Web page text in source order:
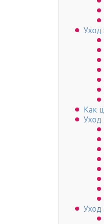
Уход
Как
Уход
Уход